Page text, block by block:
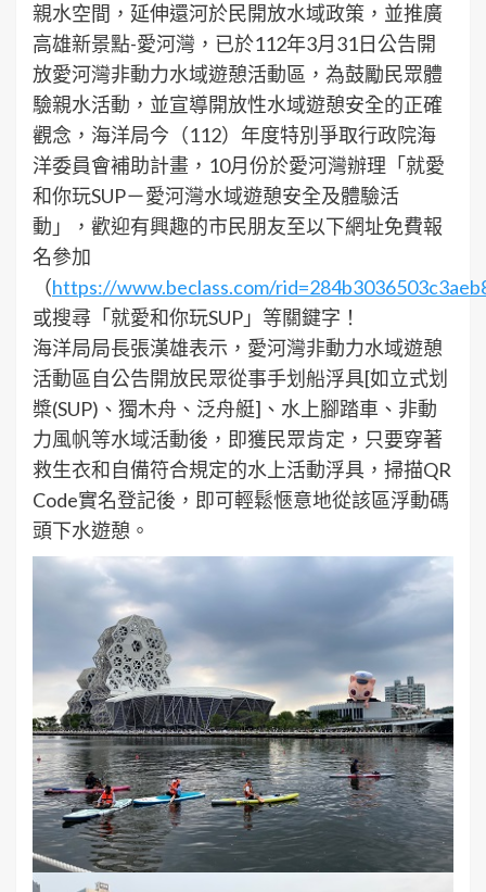
親水空間，延伸還河於民開放水域政策，並推廣
高雄新景點-愛河灣，已於112年3月31日公告開
放愛河灣非動力水域遊憩活動區，為鼓勵民眾體
驗親水活動，並宣導開放性水域遊憩安全的正確
觀念，海洋局今（112）年度特別爭取行政院海
洋委員會補助計畫，10月份於愛河灣辦理「就愛
和你玩SUP－愛河灣水域遊憩安全及體驗活
動」，歡迎有興趣的市民朋友至以下網址免費報
名參加
（https://www.beclass.com/
或搜尋「就愛和你玩SUP」等關鍵字！
海洋局局長張漢雄表示，愛河灣非動力水域遊憩
活動區自公告開放民眾從事手划船浮具[如立式划
槳(SUP)、獨木舟、泛舟艇]、水上腳踏車、非動
力風帆等水域活動後，即獲民眾肯定，只要穿著
救生衣和自備符合規定的水上活動浮具，掃描QR
Code實名登記後，即可輕鬆愜意地從該區浮動碼
頭下水遊憩。